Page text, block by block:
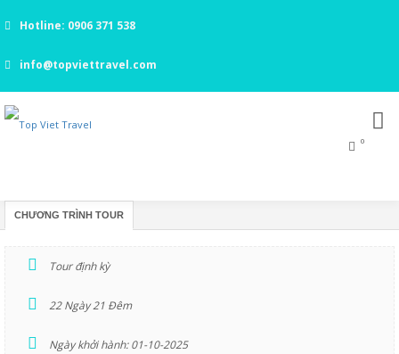
Hotline: 0906 371 538
info@topviettravel.com
0
CHƯƠNG TRÌNH TOUR
Tour định kỳ
22 Ngày 21 Đêm
Ngày khởi hành: 01-10-2025